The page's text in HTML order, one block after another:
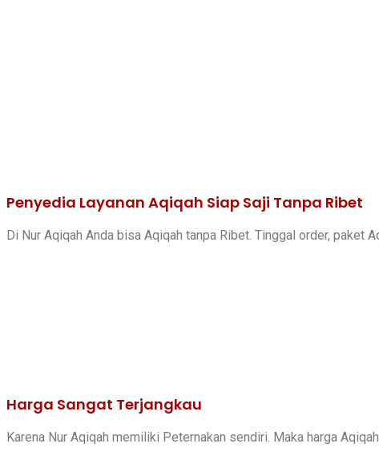
Penyedia Layanan Aqiqah Siap Saji Tanpa Ribet
Di Nur Aqiqah Anda bisa Aqiqah tanpa Ribet. Tinggal order, paket
Harga Sangat Terjangkau
Karena Nur Aqiqah memiliki Peternakan sendiri. Maka harga